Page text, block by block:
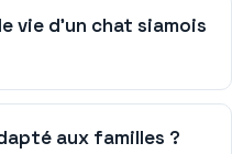
vie d’un chat siamois
aux familles ?